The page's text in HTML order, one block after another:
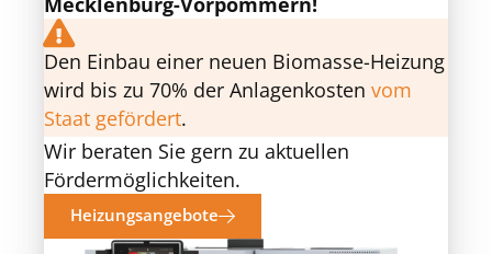
Den Einbau einer neuen Biomasse-Heizung
wird bis zu 70% der Anlagenkosten vom
Staat gefördert.
Wir beraten Sie gern zu aktuellen
Fördermöglichkeiten.
Heizungsangebote